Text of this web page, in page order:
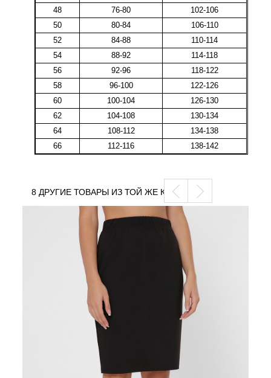
48
76-80
102-106
50
80-84
106-110
52
84-88
110-114
54
88-92
114-118
56
92-96
118-122
58
96-100
122-126
60
100-104
126-130
62
104-108
130-134
64
108-112
134-138
66
112-116 138-142
8 ДРУГИЕ ТОВАРЫ ИЗ ТОЙ ЖЕ КАТЕГОРИИ